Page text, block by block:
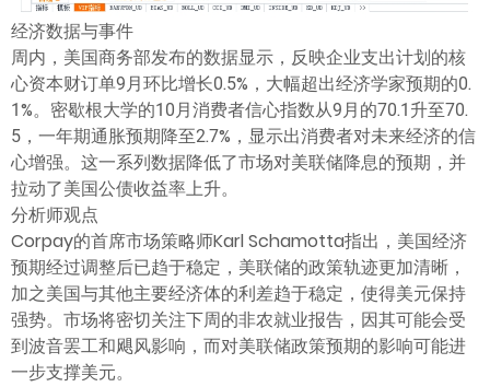
经济数据与事件
周内，美国商务部发布的数据显示，反映企业支出计划的核
心资本财订单9月环比增长0.5%，大幅超出经济学家预期的0.
1%。密歇根大学的10月消费者信心指数从9月的70.1升至70.
5，一年期通胀预期降至2.7%，显示出消费者对未来经济的信
心增强。这一系列数据降低了市场对美联储降息的预期，并
拉动了美国公债收益率上升。
分析师观点
Corpay的首席市场策略师Karl Schamotta指出，美国经济
预期经过调整后已趋于稳定，美联储的政策轨迹更加清晰，
加之美国与其他主要经济体的利差趋于稳定，使得美元保持
强势。市场将密切关注下周的非农就业报告，因其可能会受
到波音罢工和飓风影响，而对美联储政策预期的影响可能进
一步支撑美元。